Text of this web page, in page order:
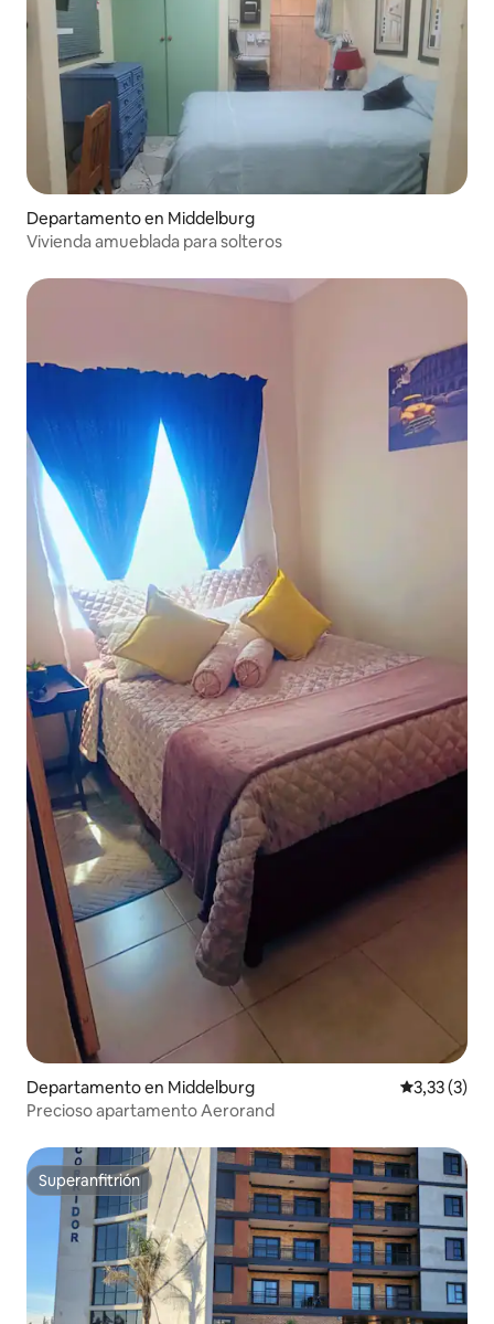
Departamento en Middelburg
Vivienda amueblada para solteros
Departamento en Middelburg Calificación
3,33 (3)
Precioso apartamento Aerorand
Superanfitrión
Superanfitrión